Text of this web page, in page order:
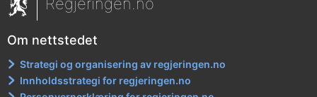
Regjeringen.no
Om nettstedet
Strategi og organisering av regjeringen.no
Innholdsstrategi for regjeringen.no